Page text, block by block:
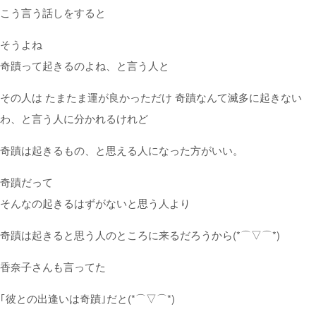
こう言う話しをすると
そうよね
奇蹟って起きるのよね、と言う人と
その人は たまたま運が良かっただけ 奇蹟なんて滅多に起きない
わ、と言う人に分かれるけれど
奇蹟は起きるもの、と思える人になった方がいい。
奇蹟だって
そんなの起きるはずがないと思う人より
奇蹟は起きると思う人のところに来るだろうから(*⌒▽⌒*)
香奈子さんも言ってた
｢彼との出逢いは奇蹟｣だと(*⌒▽⌒*)